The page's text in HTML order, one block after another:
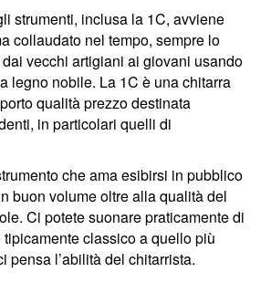
strumenti, inclusa la 1C, avviene
collaudato nel tempo, sempre lo
vecchi artigiani ai giovani usando
legno nobile. La 1C è una chitarra
qualità prezzo destinata
in particolari quelli di
che ama esibirsi in pubblico
buon volume oltre alla qualità del
Ci potete suonare praticamente di
classico a quello più
pensa l’abilità del chitarrista.